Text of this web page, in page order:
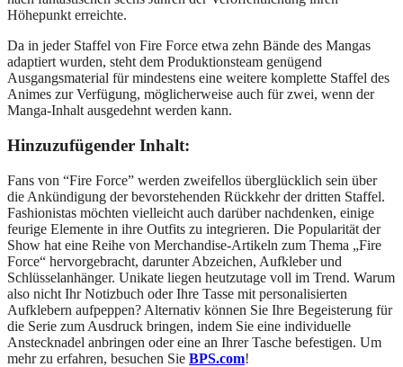
Höhepunkt erreichte.
Da in jeder Staffel von Fire Force etwa zehn Bände des Mangas
adaptiert wurden, steht dem Produktionsteam genügend
Ausgangsmaterial für mindestens eine weitere komplette Staffel des
Animes zur Verfügung, möglicherweise auch für zwei, wenn der
Manga-Inhalt ausgedehnt werden kann.
Hinzuzufügender Inhalt:
Fans von “Fire Force” werden zweifellos überglücklich sein über
die Ankündigung der bevorstehenden Rückkehr der dritten Staffel.
Fashionistas möchten vielleicht auch darüber nachdenken, einige
feurige Elemente in ihre Outfits zu integrieren. Die Popularität der
Show hat eine Reihe von Merchandise-Artikeln zum Thema „Fire
Force“ hervorgebracht, darunter Abzeichen, Aufkleber und
Schlüsselanhänger. Unikate liegen heutzutage voll im Trend. Warum
also nicht Ihr Notizbuch oder Ihre Tasse mit personalisierten
Aufklebern aufpeppen? Alternativ können Sie Ihre Begeisterung für
die Serie zum Ausdruck bringen, indem Sie eine individuelle
Anstecknadel anbringen oder eine an Ihrer Tasche befestigen. Um
mehr zu erfahren, besuchen Sie BPS.com!